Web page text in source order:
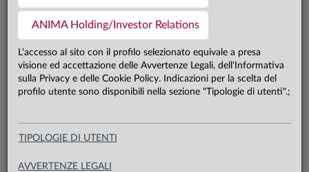
ANIMA Holding/Investor Relations
L'accesso al sito con il profilo selezionato equivale a presa
visione ed accettazione delle Avvertenze Legali, dell'Informativa
sulla Privacy e delle Cookie Policy. Indicazioni per la scelta del
profilo utente sono disponibili nella sezione "Tipologie di utenti".;
TIPOLOGIE DI UTENTI
AVVERTENZE LEGALI
Patrimonio fondo 31.07.26
Patrimonio classe A 31.07.26
Carta di identità
Linea
Strategie
Sistema
Macrocategoria